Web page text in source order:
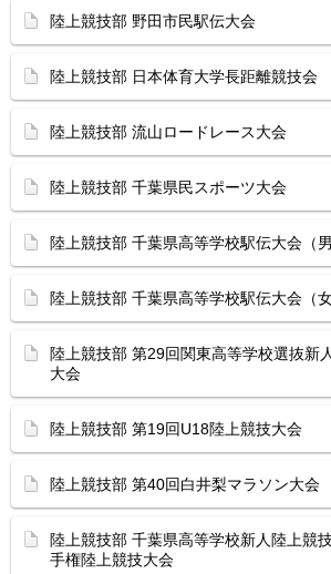
陸上競技部 野田市民駅伝大会
陸上競技部 日本体育大学長距離競技会
陸上競技部 流山ロードレース大会
陸上競技部 千葉県民スポーツ大会
陸上競技部 千葉県高等学校駅伝大会（男
陸上競技部 千葉県高等学校駅伝大会（女
陸上競技部 第29回関東高等学校選抜新
大会
陸上競技部 第19回U18陸上競技大会
陸上競技部 第40回白井梨マラソン大会
陸上競技部 千葉県高等学校新人陸上競
手権陸上競技大会